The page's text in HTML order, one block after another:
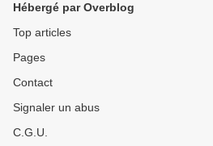
Hébergé par Overblog
Top articles
Pages
Contact
Signaler un abus
C.G.U.